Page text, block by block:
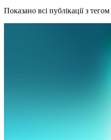
Показано всі публікації з тегом